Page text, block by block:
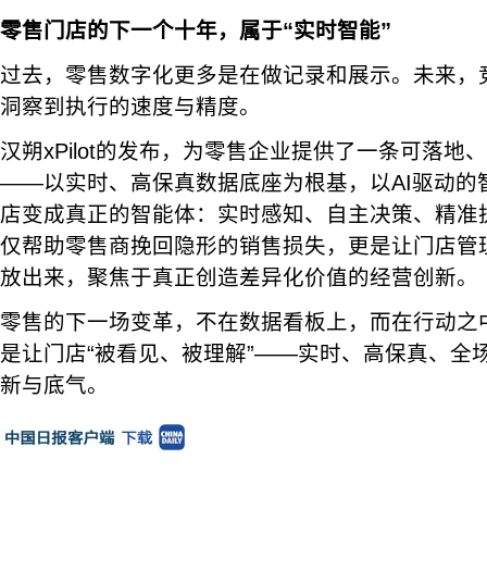
零售门店的下一个十年，属于“实时智能”
过去，零售数字化更多是在做记录和展示。未来
洞察到执行的速度与精度。
汉朔xPilot的发布，为零售企业提供了一条可落地
——以实时、高保真数据底座为根基，以AI驱动的
店变成真正的智能体：实时感知、自主决策、精
仅帮助零售商挽回隐形的销售损失，更是让门店
放出来，聚焦于真正创造差异化价值的经营创新。
零售的下一场变革，不在数据看板上，而在行动
是让门店“被看见、被理解”——实时、高保真、全
新与底气。